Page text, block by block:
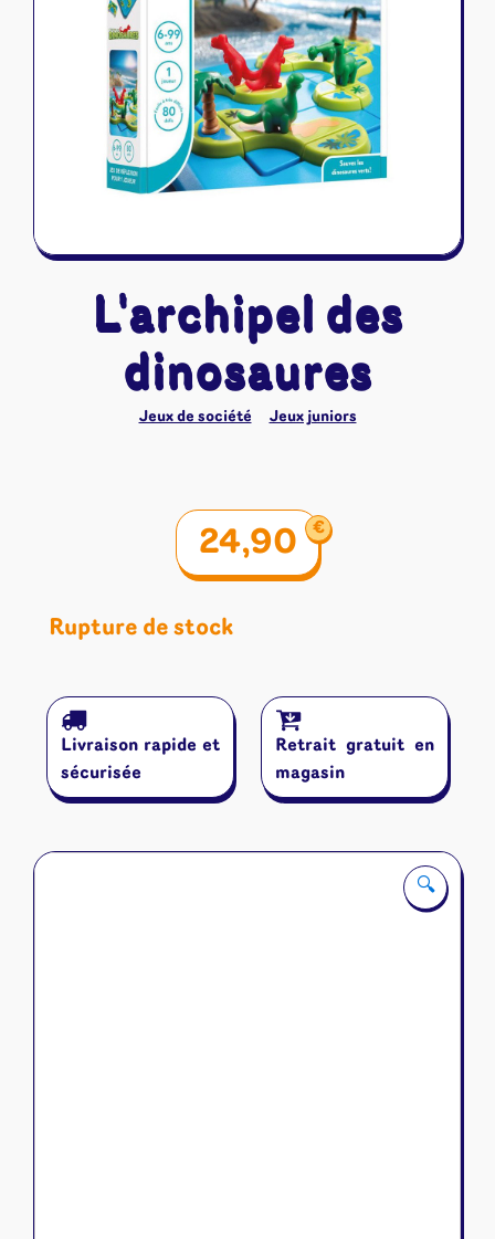
Naruto Mythos
Autres
Tapis de jeu
🔍
L'archipel des
dinosaures
Jeux de société Jeux juniors
24,90 €
Rupture de stock
Livraison rapide et
sécurisée
Retrait gratuit en
magasin